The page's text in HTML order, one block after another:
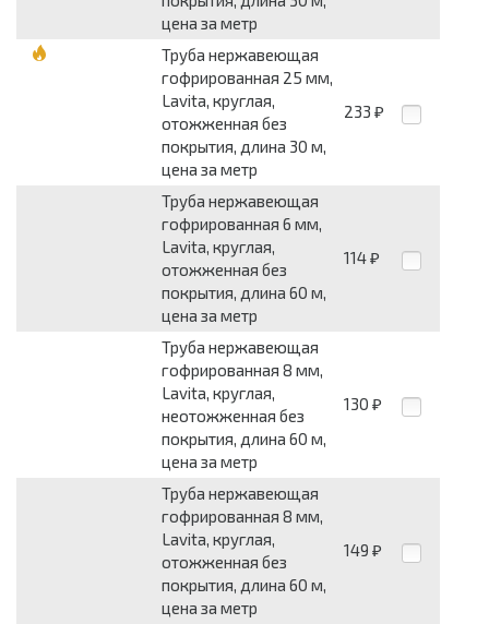
цена за метр
Труба нержавеющая
гофрированная 25 мм,
Lavita, круглая,
отожженная без
покрытия, длина 30 м,
цена за метр
233 ₽
Труба нержавеющая
гофрированная 6 мм,
Lavita, круглая,
отожженная без
покрытия, длина 60 м,
цена за метр
114 ₽
Труба нержавеющая
гофрированная 8 мм,
Lavita, круглая,
неотожженная без
покрытия, длина 60 м,
цена за метр
130 ₽
Труба нержавеющая
гофрированная 8 мм,
Lavita, круглая,
отожженная без
покрытия, длина 60 м,
цена за метр
149 ₽